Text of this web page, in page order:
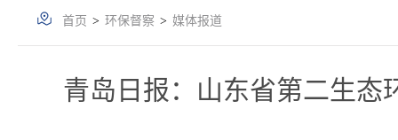
首页 > 环保督察 > 媒体报道
青岛日报：山东省第二生态